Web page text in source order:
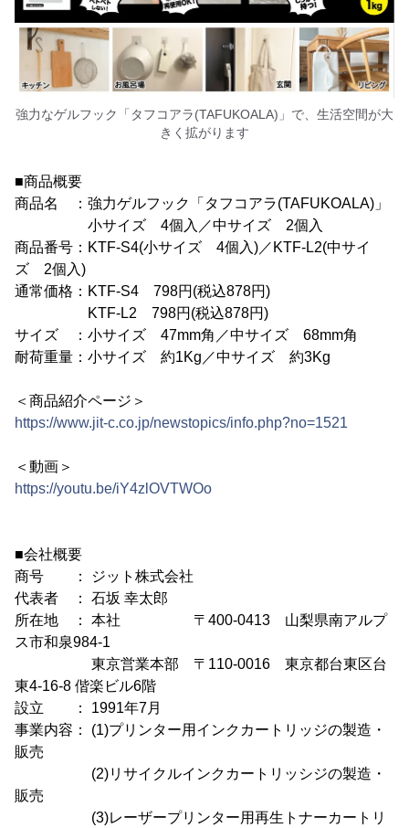
強力なゲルフック「タフコアラ(TAFUKOALA)」で、生活空間が大
きく拡がります
■商品概要
商品名 ：強力ゲルフック「タフコアラ(TAFUKOALA)」
小サイズ 4個入／中サイズ 2個入
商品番号：KTF-S4(小サイズ 4個入)／KTF-L2(中サイ
ズ 2個入)
通常価格：KTF-S4 798円(税込878円)
KTF-L2 798円(税込878円)
サイズ ：小サイズ 47mm角／中サイズ 68mm角
耐荷重量：小サイズ 約1Kg／中サイズ 約3Kg
＜商品紹介ページ＞
https://www.jit-c.co.jp/newstopics/info.php?no=1521
＜動画＞
https://youtu.be/iY4zlOVTWOo
■会社概要
商号 ： ジット株式会社
代表者 ： 石坂 幸太郎
所在地 ： 本社 〒400-0413 山梨県南アルプ
ス市和泉984-1
東京営業本部 〒110-0016 東京都台東区台
東4-16-8 偕楽ビル6階
設立 ： 1991年7月
事業内容： (1)プリンター用インクカートリッジの製造・
販売
(2)リサイクルインクカートリッシジの製造・
販売
(3)レーザープリンター用再生トナーカートリ